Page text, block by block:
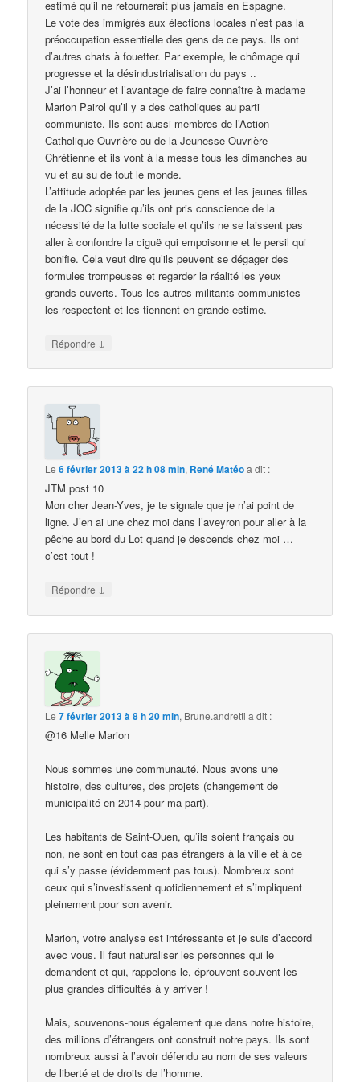
estimé qu’il ne retournerait plus jamais en Espagne.
Le vote des immigrés aux élections locales n’est pas la
préoccupation essentielle des gens de ce pays. Ils ont
d’autres chats à fouetter. Par exemple, le chômage qui
progresse et la désindustrialisation du pays ..
J’ai l’honneur et l’avantage de faire connaître à madame
Marion Pairol qu’il y a des catholiques au parti
communiste. Ils sont aussi membres de l’Action
Catholique Ouvrière ou de la Jeunesse Ouvrière
Chrétienne et ils vont à la messe tous les dimanches au
vu et au su de tout le monde.
L’attitude adoptée par les jeunes gens et les jeunes filles
de la JOC signifie qu’ils ont pris conscience de la
nécessité de la lutte sociale et qu’ils ne se laissent pas
aller à confondre la ciguë qui empoisonne et le persil qui
bonifie. Cela veut dire qu’ils peuvent se dégager des
formules trompeuses et regarder la réalité les yeux
grands ouverts. Tous les autres militants communistes
les respectent et les tiennent en grande estime.
Répondre ↓
Le6 février 2013 à 22 h 08 min, René Matéoa dit :
JTM post 10
Mon cher Jean-Yves, je te signale que je n’ai point de
ligne. J’en ai une chez moi dans l’aveyron pour aller à la
pêche au bord du Lot quand je descends chez moi …
c’est tout !
Répondre ↓
Le7 février 2013 à 8 h 20 min, Brune.andretti a dit :
@16 Melle Marion
Nous sommes une communauté. Nous avons une
histoire, des cultures, des projets (changement de
municipalité en 2014 pour ma part).
Les habitants de Saint-Ouen, qu’ils soient français ou
non, ne sont en tout cas pas étrangers à la ville et à ce
qui s’y passe (évidemment pas tous). Nombreux sont
ceux qui s’investissent quotidiennement et s’impliquent
pleinement pour son avenir.
Marion, votre analyse est intéressante et je suis d’accord
avec vous. Il faut naturaliser les personnes qui le
demandent et qui, rappelons-le, éprouvent souvent les
plus grandes difficultés à y arriver !
Mais, souvenons-nous également que dans notre histoire,
des millions d’étrangers ont construit notre pays. Ils sont
nombreux aussi à l’avoir défendu au nom de ses valeurs
de liberté et de droits de l’homme.